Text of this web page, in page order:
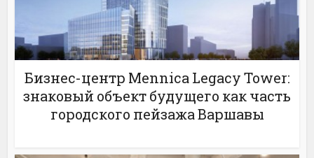
Бизнес-центр Mennica Legacy Tower:
знаковый объект будущего как часть
городского пейзажа Варшавы